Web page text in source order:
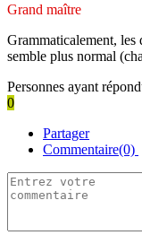
Grand maître
Grammaticalement, les
semble plus normal
Personnes ayant
0
Partager
Commentaire(0)